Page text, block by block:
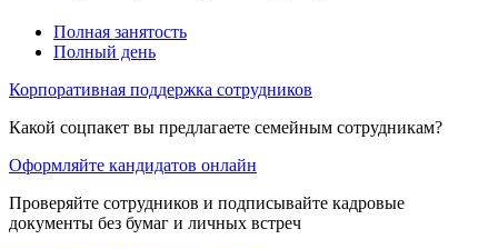
Полная занятость
Полный день
Корпоративная поддержка сотрудников
Какой соцпакет вы предлагаете семейным сотрудникам?
Оформляйте кандидатов онлайн
Проверяйте сотрудников и подписывайте кадровые
документы без бумаг и личных встреч